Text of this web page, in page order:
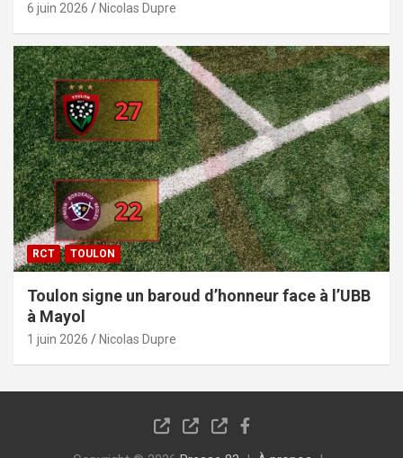
6 juin 2026 Nicolas Dupre
RCT TOULON
Toulon signe un baroud d’honneur face à l’UBB
à Mayol
1 juin 2026 Nicolas Dupre